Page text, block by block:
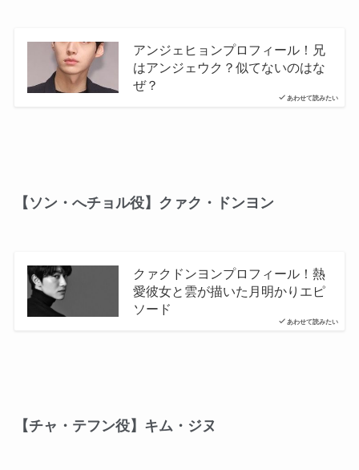
あわせて読みたい
アンジェヒョンプロフィール！兄
はアンジェウク？似てないのはな
ぜ？
【ソン・へチョル役】クァク・ドンヨン
あわせて読みたい
クァクドンヨンプロフィール！熱
愛彼女と雲が描いた月明かりエピ
ソード
【チャ・テフン役】キム・ジヌ